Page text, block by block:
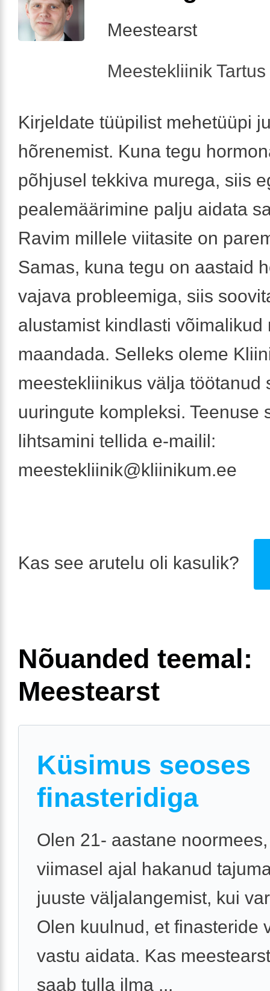
Meestearst
Meestekliinik
Kirjeldate tüüpilist mehetüüpi
hõrenemist. Kuna tegu
põhjusel tekkiva murega, siis
pealemäärimine palju aidata
Ravim millele viitasite on
Samas, kuna tegu on aastaid
vajava probleemiga, siis
alustamist kindlasti võimalikud
maandada. Selleks oleme
meestekliinikus välja töötanud
uuringute kompleksi. Teenuse
lihtsamini tellida e-mailil:
meestekliinik@kliinikum.ee
Kas see arutelu oli kasulik?
Nõuanded teemal:
Meestearst
Küsimus seoses
finasteridiga
Olen 21- aastane
viimasel ajal hakanud
juuste väljalangemist, kui
Olen kuulnud, et finasteride
vastu aidata. Kas
saab tulla ilma ...